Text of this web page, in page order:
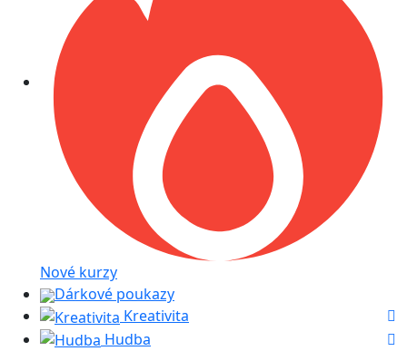
Nové kurzy
Dárkové poukazy
Kreativita
Hudba